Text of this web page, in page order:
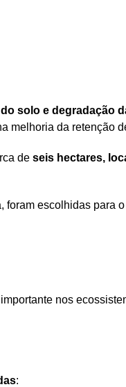
solo e degradação
melhoria da retenção
de seis hectares,
foram escolhidas para
nos
: